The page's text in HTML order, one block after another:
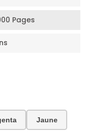
Pages
Jaune